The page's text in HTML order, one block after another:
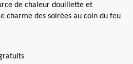
de chaleur douillette et
charme des soirées au coin du feu